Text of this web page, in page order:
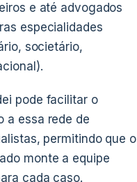
e até advogados
especialidades
societário,
pode facilitar o
a essa rede de
permitindo que o
monte a equipe
cada caso.